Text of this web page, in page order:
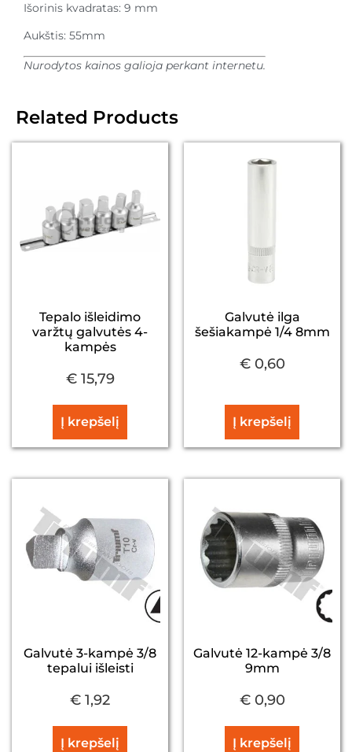
Išorinis kvadratas: 9 mm
Aukštis: 55mm
Nurodytos kainos galioja perkant internetu.
Related Products
Tepalo išleidimo
varžtų galvutės 4-
kampės
€15,79
Į krepšelį
Galvutė ilga
šešiakampė 1/4 8mm
€0,60
Į krepšelį
Galvutė 3-kampė 3/8
tepalui išleisti
€ 1,92
Į krepšelį
Galvutė 12-kampė 3/8
9mm
€0,90
Į krepšelį